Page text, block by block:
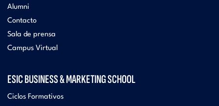
Alumni
Contacto
Sala de prensa
Campus Virtual
ESIC BUSINESS & MARKETING SCHOOL
Ciclos Formativos